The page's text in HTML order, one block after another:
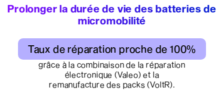
Prolonger la durée de vie des batteries de
micromobilité
Taux de réparation proche de 100%
grâce à la combinaison de la réparation
électronique (Valeo) et la
remanufacture des packs (VoltR).